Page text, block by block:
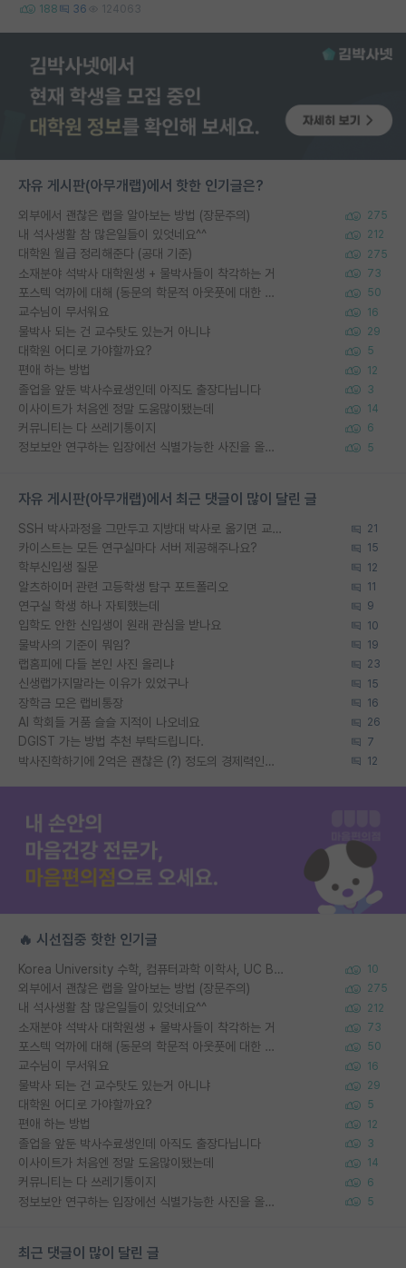
188 36 124063
자유 게시판(아무개랩)에서 핫한 인기글은?
외부에서 괜찮은 랩을 알아보는 방법 (장문주의) 275
내 석사생활 참 많은일들이 있엇네요^^ 212
대학원 월급 정리해준다 (공대 기준) 275
소재분야 석박사 대학원생 + 물박사들이 착각하는 거 73
포스텍 억까에 대해 (동문의 학문적 아웃풋에 대한 반박) 50
교수님이 무서워요 16
물박사 되는 건 교수탓도 있는거 아니냐 29
대학원 어디로 가야할까요? 5
편애 하는 방법 12
졸업을 앞둔 박사수료생인데 아직도 출장다닙니다 3
이사이트가 처음엔 정말 도움많이됐는데 14
커뮤니티는 다 쓰레기통이지 6
정보보안 연구하는 입장에선 식별가능한 사진을 올리는건 비추이긴함 5
자유 게시판(아무개랩)에서 최근 댓글이 많이 달린 글
SSH 박사과정을 그만두고 지방대 박사로 옮기면 교수의 꿈은 끝일까요? 21
카이스트는 모든 연구실마다 서버 제공해주나요? 15
학부신입생 질문 12
알츠하이머 관련 고등학생 탐구 포트폴리오 11
연구실 학생 하나 자퇴했는데 9
입학도 안한 신입생이 원래 관심을 받나요 10
물박사의 기준이 뭐임? 19
랩홈피에 다들 본인 사진 올리냐 23
신생랩가지말라는 이유가 있었구나 15
장학금 모은 랩비통장 16
AI 학회들 거품 슬슬 지적이 나오네요 26
DGIST 가는 방법 추천 부탁드립니다. 7
박사진학하기에 2억은 괜찮은 (?) 정도의 경제력인가요 12
🔥 시선집중 핫한 인기글
Korea University 수학, 컴퓨터과학 이학사, UC Berkeley 산업공학 대학원 공학박사가 되는 것은 쉽지 않겠죠? 10
외부에서 괜찮은 랩을 알아보는 방법 (장문주의) 275
내 석사생활 참 많은일들이 있엇네요^^ 212
소재분야 석박사 대학원생 + 물박사들이 착각하는 거 73
포스텍 억까에 대해 (동문의 학문적 아웃풋에 대한 반박) 50
교수님이 무서워요 16
물박사 되는 건 교수탓도 있는거 아니냐 29
대학원 어디로 가야할까요? 5
편애 하는 방법 12
졸업을 앞둔 박사수료생인데 아직도 출장다닙니다 3
이사이트가 처음엔 정말 도움많이됐는데 14
커뮤니티는 다 쓰레기통이지 6
정보보안 연구하는 입장에선 식별가능한 사진을 올리는건 비추이긴함 5
최근 댓글이 많이 달린 글